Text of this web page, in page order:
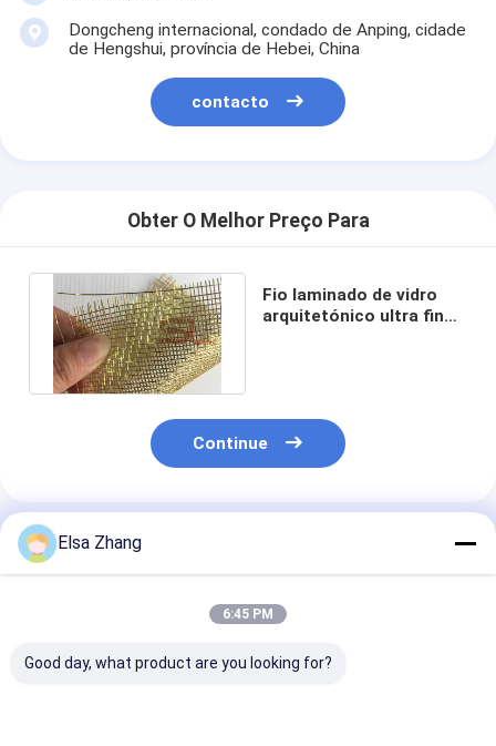
Dongcheng internacional, condado de Anping, cidade
de Hengshui, província de Hebei, China
contacto
Obter O Melhor Preço Para
Fio laminado de vidro
arquitetónico ultra fino
Continue
Produtos Recomendados
Elsa Zhang
6:45 PM
Good day, what product are you looking for?